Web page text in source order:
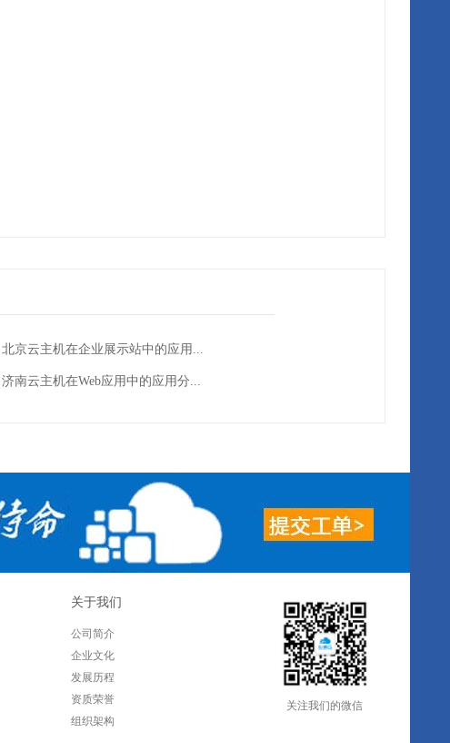
北京云主机在企业展示站中的应用...
济南云主机在Web应用中的应用分...
关于我们
公司简介
企业文化
发展历程
资质荣誉
组织架构
关注我们的微信